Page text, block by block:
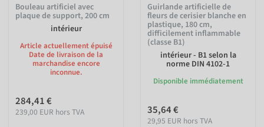
Bouleau artificiel avec
plaque de support, 200 cm
intérieur
Article actuellement épuisé
Date de livraison de la
marchandise encore
inconnue.
284,41 €
239,00 EUR hors TVA
Guirlande artificielle de
fleurs de cerisier blanche en
plastique, 180 cm,
difficilement inflammable
(classe B1)
intérieur - B1 selon la
norme DIN 4102-1
Disponible immédiatement
35,64 €
29,95 EUR hors TVA